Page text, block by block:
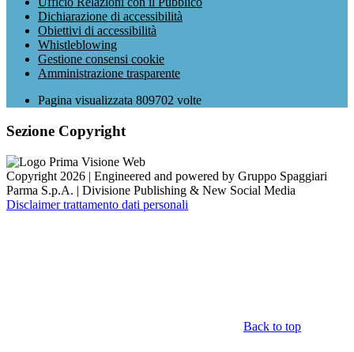
Dichiarazione di accessibilità
Obiettivi di accessibilità
Whistleblowing
Gestione consensi cookie
Amministrazione trasparente
Pagina visualizzata 809702 volte
Sezione Copyright
Copyright 2026 | Engineered and powered by Gruppo Spaggiari
Parma S.p.A. | Divisione Publishing & New Social Media
Disclaimer trattamento dati personali
Back to top